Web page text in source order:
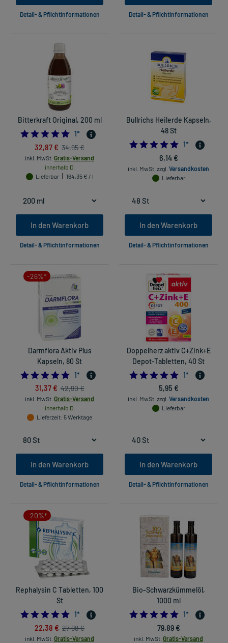
Detail- & Pflichtinformationen Detail- & Pflichtinformationen
Bitterkraft Original, 200 ml
5.0
1*
32,87 € 34,95 €
inkl. MwSt. Gratis-Versand
innerhalb D.
Lieferbar
164,35 € / l
In den Warenkorb
Detail- & Pflichtinformationen
Bullrichs Heilerde Kapseln,
48 St
5.0
1*
6,14 €
inkl. MwSt. zzgl. Versandkosten
Lieferbar
In den Warenkorb
Detail- & Pflichtinformationen
-26%*
Darmflora Aktiv Plus
Kapseln, 80 St
5.0
1*
31,37 € 42,90 €
inkl. MwSt. Gratis-Versand
innerhalb D.
Lieferzeit: 5 Werktage
In den Warenkorb
Detail- & Pflichtinformationen
Doppelherz aktiv C+Zink+E
Depot-Tabletten, 40 St
5.0
1*
5,95 €
inkl. MwSt. zzgl. Versandkosten
Lieferbar
In den Warenkorb
Detail- & Pflichtinformationen
-20%*
Rephalysin C Tabletten, 100
St
5.0
1*
22,38 € 27,98 €
inkl. MwSt. Gratis-Versand
Bio-Schwarzkümmelöl,
1000 ml
5.0
1*
79,89 €
inkl. MwSt. Gratis-Versand